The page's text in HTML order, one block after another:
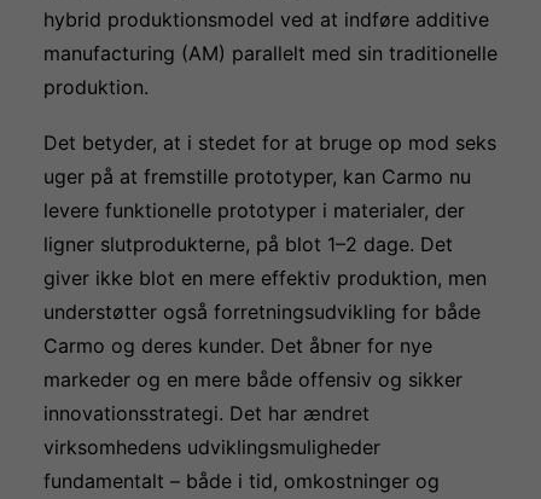
hybrid produktionsmodel ved at indføre additive
manufacturing (AM) parallelt med sin traditionelle
produktion.
Det betyder, at i stedet for at bruge op mod seks
uger på at fremstille prototyper, kan Carmo nu
levere funktionelle prototyper i materialer, der
ligner slutprodukterne, på blot 1–2 dage. Det
giver ikke blot en mere effektiv produktion, men
understøtter også forretningsudvikling for både
Carmo og deres kunder. Det åbner for nye
markeder og en mere både offensiv og sikker
innovationsstrategi. Det har ændret
virksomhedens udviklingsmuligheder
fundamentalt – både i tid, omkostninger og